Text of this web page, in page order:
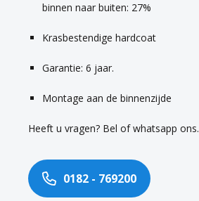
binnen naar buiten: 27%
Krasbestendige hardcoat
Garantie: 6 jaar.
Montage aan de binnenzijde
Heeft u vragen? Bel of whatsapp ons.
0182 - 769200